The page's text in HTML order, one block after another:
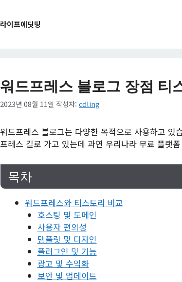
라이프에딧띵
워드프레스 블로그 장점 티
2023년 08월 11일 작성자: cdling
워드프레스 블로그는 다양한 목적으로 사용하고
프레스 길로 가고 있는데 과연 우리나라 무료 플랫
목차
워드프레스와 티스토리 비교
호스팅 및 도메인
사용자 편의성
템플릿 및 디자인
플러그인 및 기능
광고 및 수익화
보안 및 업데이트